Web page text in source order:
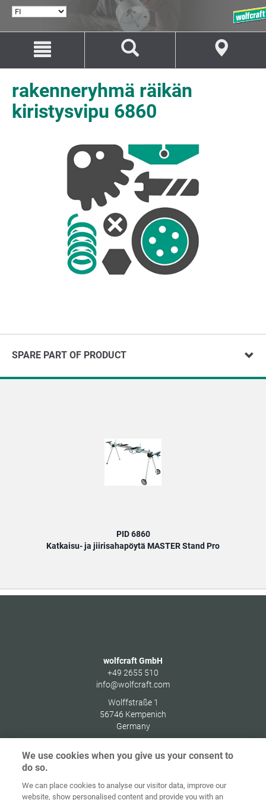
sisältöön
navigaatioon
rakenneryhmä räikän
kiristysvipu 6860
SPARE PART OF PRODUCT
PID 6860
Katkaisu- ja jiirisahapöytä MASTER Stand Pro
wolfcraft GmbH
+49 2655 510
info@wolfcraft.com
Wolffstraße 1
56746 Kempenich
Germany
Alkusivu Yhteystiedot Julkaisutiedot Tietosuoja
We use cookies when you give us your consent to
do so.
We can place cookies to analyse our visitor data, improve our
website, show personalised content and provide you with an